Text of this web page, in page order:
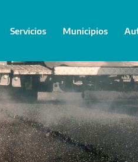
Servicios Municipios